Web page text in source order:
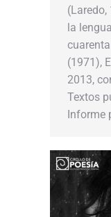
la
(1971),
2013,
Textos
Informe